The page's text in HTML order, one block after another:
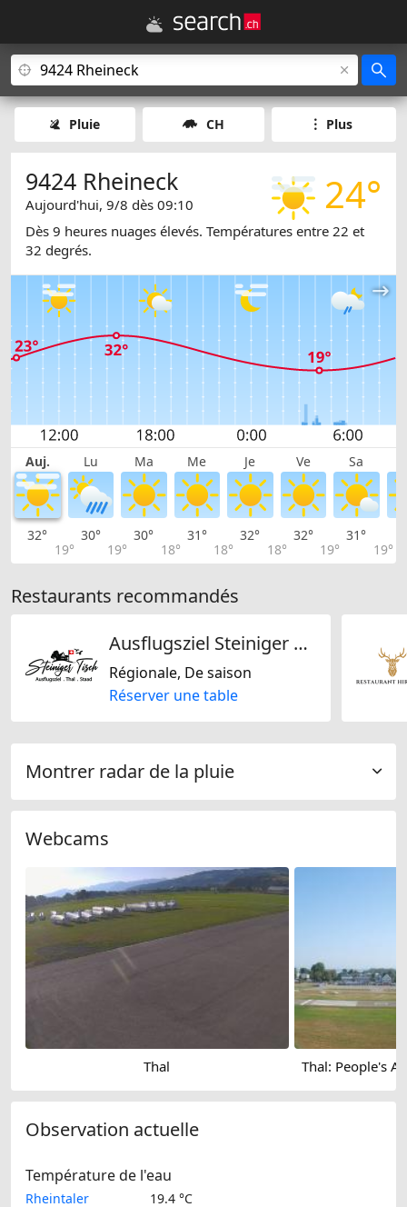
Pluie CH Plus
24°
9424 Rheineck
Aujourd'hui, 9/8 dès 09:10
Dès 9 heures nuages élevés. Températures entre 22 et
32 degrés.
Auj. Lu Ma Me Je Ve Sa
32°
19°
30°
19°
30°
18°
31°
18°
32°
18°
32°
19°
31°
19°
Restaurants recommandés
Ausflugsziel Steiniger Tisch
Régionale, De saison
Réserver une table
Montrer radar de la pluie
Webcams
Thal
Observation actuelle
Température de l'eau
Rheintaler
19.4 °C